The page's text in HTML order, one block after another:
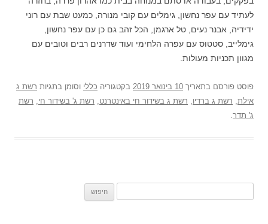
לעתיד עם עפר נחשון, גימלים עם קובי מנורה, כמעט שבת עם רוני
ידידיה, אבנר נעים, טל ארגמן, הכל זהב גם כן עם עפר נחשון,
גימלייב, סטטוס עם עפרה הלחימי ועוד שדרנים רבים וטובים עם
מגוון תכניות מעולות.
פוסט פורסם בתאריך 10 בינואר 2019 בקטגוריה כללי וסומן בתגיות רשת ג
אילת, רשת ג ברדיו, רשת ג בשידור חי באינטרנט, רשת ג' בשידור חי, רשת
ג' תדר.